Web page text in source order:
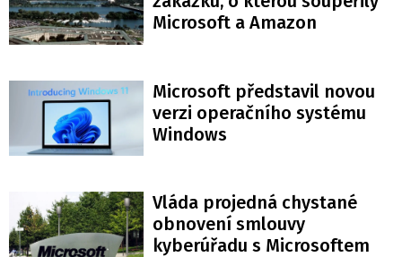
Microsoft a Amazon
Microsoft představil novou
verzi operačního systému
Windows
Vláda projedná chystané
obnovení smlouvy
kyberúřadu s Microsoftem